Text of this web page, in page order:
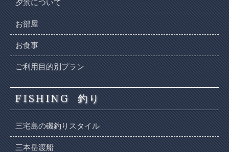
夕景について
お部屋
お食事
ご利用目的別プラン
FISHING 釣り
三宅島の磯釣りスタイル
三本岳渡船